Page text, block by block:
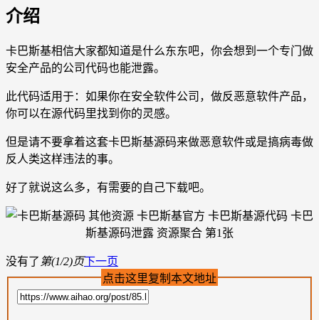
介绍
卡巴斯基相信大家都知道是什么东东吧，你会想到一个专门做
安全产品的公司代码也能泄露。
此代码适用于：如果你在安全软件公司，做反恶意软件产品，
你可以在源代码里找到你的灵感。
但是请不要拿着这套卡巴斯基源码来做恶意软件或是搞病毒做
反人类这样违法的事。
好了就说这么多，有需要的自己下载吧。
没有了 第(1/2)页下一页
点击这里复制本文地址